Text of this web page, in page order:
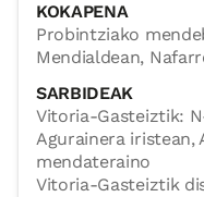
KOKAPENA
Probintziako
Mendialdean,
SARBIDEAK
Vitoria-Gasteiztik:
Agurainera iristean,
mendateraino
Vitoria-Gasteiztik